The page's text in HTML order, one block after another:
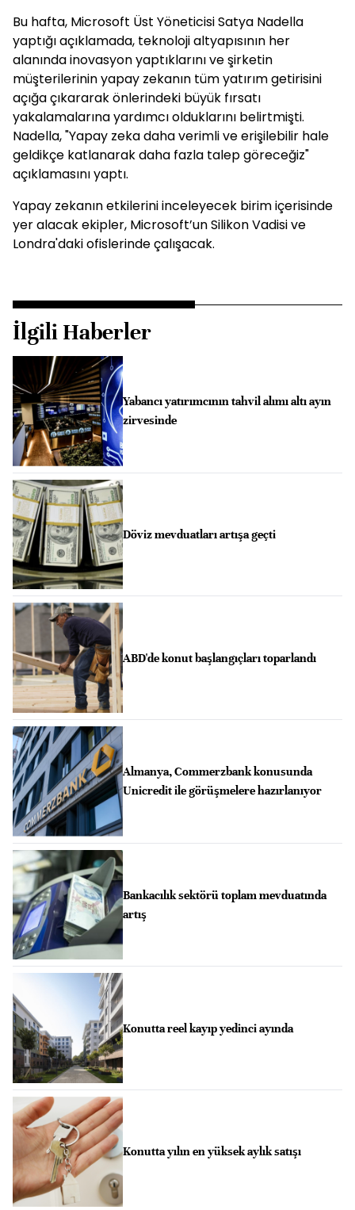
Bu hafta, Microsoft Üst Yöneticisi Satya Nadella
yaptığı açıklamada, teknoloji altyapısının her
alanında inovasyon yaptıklarını ve şirketin
müşterilerinin yapay zekanın tüm yatırım getirisini
açığa çıkararak önlerindeki büyük fırsatı
yakalamalarına yardımcı olduklarını belirtmişti.
Nadella, "Yapay zeka daha verimli ve erişilebilir hale
geldikçe katlanarak daha fazla talep göreceğiz"
açıklamasını yaptı.
Yapay zekanın etkilerini inceleyecek birim içerisinde
yer alacak ekipler, Microsoft’un Silikon Vadisi ve
Londra'daki ofislerinde çalışacak.
İlgili Haberler
Yabancı yatırımcının tahvil alımı altı ayın
zirvesinde
Döviz mevduatları artışa geçti
ABD'de konut başlangıçları toparlandı
Almanya, Commerzbank konusunda
Unicredit ile görüşmelere hazırlanıyor
Bankacılık sektörü toplam mevduatında
artış
Konutta reel kayıp yedinci ayında
Konutta yılın en yüksek aylık satışı